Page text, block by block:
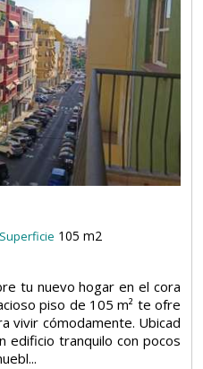
Superficie 105 m2
tu nuevo hogar en el cora
piso de 105 m² te ofre
vivir cómodamente. Ubicad
edificio tranquilo con pocos